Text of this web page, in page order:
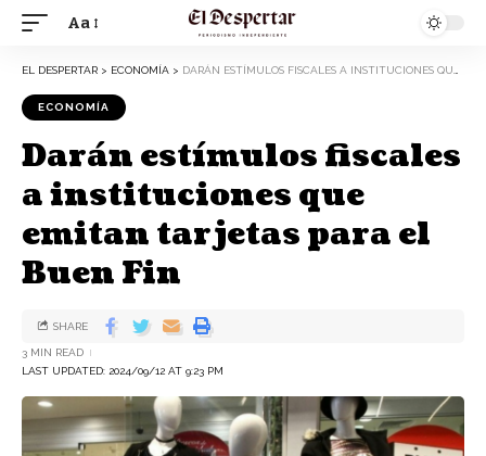
Aa
EL DESPERTAR > ECONOMÍA > DARÁN ESTÍMULOS FISCALES A INSTITUCIONES QUE EMITAN TARJETAS PARA EL BUEN FIN
ECONOMÍA
Darán estímulos fiscales
a instituciones que
emitan tarjetas para el
Buen Fin
LAST UPDATED: 2024/09/12 AT 9:23 PM
3 MIN READ
SHARE